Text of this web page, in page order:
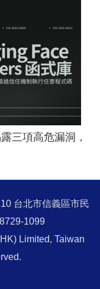
三項高危漏洞，
台北市信義區市民
1099
Limited, Taiwan